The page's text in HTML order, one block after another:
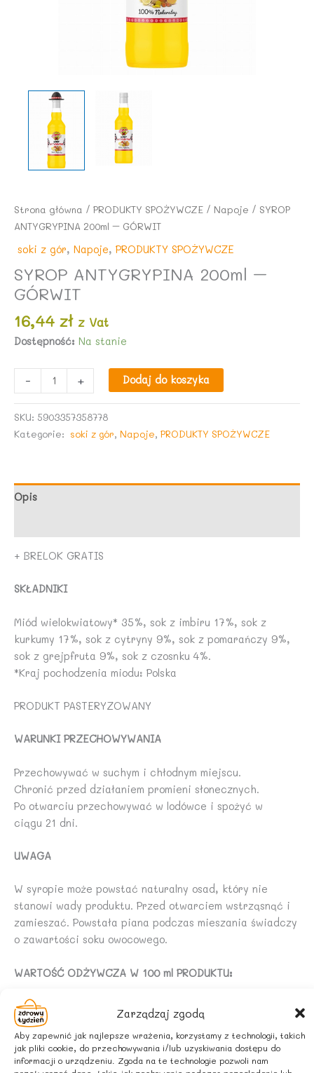
Zarządzaj zgodą
Aby zapewnić jak najlepsze wrażenia, korzystamy z technologii, takich
jak pliki cookie, do przechowywania i/lub uzyskiwania dostępu do
informacji o urządzeniu. Zgoda na te technologie pozwoli nam
Strona główna / PRODUKTY SPOŻYWCZE / Napoje / SYROP
ANTYGRYPINA 200ml – GÓRWIT
soki z gór, Napoje, PRODUKTY SPOŻYWCZE
SYROP ANTYGRYPINA 200ml –
GÓRWIT
16,44 zł z Vat
Dostępność: Na stanie
-
SYROP
+ Dodaj do koszyka
SKU: 5903357358778
Kategorie: soki z gór, Napoje, PRODUKTY SPOŻYWCZE
Opis
+ BRELOK GRATIS
SKŁADNIKI
Miód wielokwiatowy* 35%, sok z imbiru 17%, sok z
kurkumy 17%, sok z cytryny 9%, sok z pomarańczy 9%,
sok z grejpfruta 9%, sok z czosnku 4%.
*Kraj pochodzenia miodu: Polska
PRODUKT PASTERYZOWANY
WARUNKI PRZECHOWYWANIA
Przechowywać w suchym i chłodnym miejscu.
Chronić przed działaniem promieni słonecznych.
Po otwarciu przechowywać w lodówce i spożyć w
ciągu 21 dni.
UWAGA
W syropie może powstać naturalny osad, który nie
stanowi wady produktu. Przed otwarciem wstrząsnąć i
zamieszać. Powstała piana podczas mieszania świadczy
o zawartości soku owocowego.
WARTOŚĆ ODŻYWCZA W 100 ml PRODUKTU:
Wartość energetyczna 855Kj / 212 kcal
Tłuszcz 0,08g,
w tym kwasy tłuszczowe nasycone 0,02g